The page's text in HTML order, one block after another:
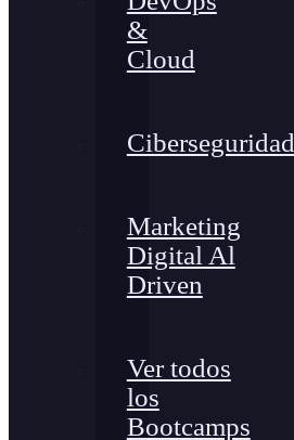
&
Cloud
Ciberseguridad
Marketing
Digital Al
Driven
Ver todos
los
Bootcamps